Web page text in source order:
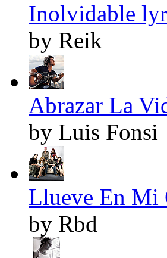
Inolvidable
by Reik
Abrazar La
by Luis Fonsi
Llueve En Mi
by Rbd